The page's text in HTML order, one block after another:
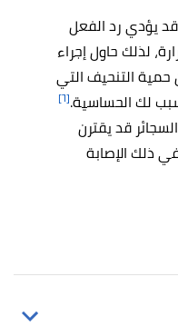
قد يؤدي رد الفعل
لذلك حاول إجراء
حمية التنحيف التي
لك الحساسية.[٦]
قد يقترن
ذلك الإصابة